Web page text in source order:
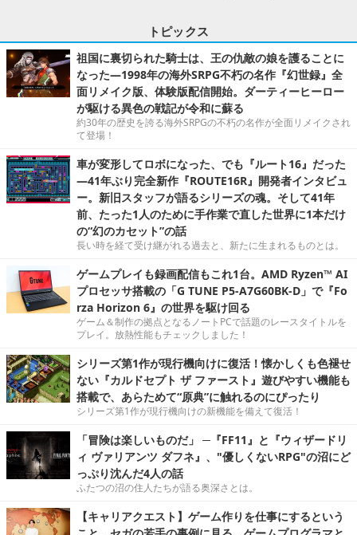
トピックス
祖国に裏切られた騎士は、王の仇敵の娘を護ることに
なった―1998年の海外SRPG不朽の名作『幻世録』全
面リメイク版、体験版配信開始。ダーティーヒーロー
が駆ける異色の戦記が令和に蘇る
約30年の歴史を誇る海外SRPGの不朽の名作が全面リメイクされ
て登場！
車が変形してロボになった、でも『ルート16』だった
―41年ぶり完全新作『ROUTE16R』開発者インタビュ
ー。新旧スタッフが語るシリーズの魂。そして41年
前、たった1人のために手作業で直した世界に1本だけ
の“幻のカセット”の話
長い時を経て受け継がれる過去と、新たに生まれるものとは。
ゲームプレイも録画配信もこれ1台。AMD Ryzen™ AI
プロセッサ搭載の「G TUNE P5-A7G60BK-D」で『Fo
rza Horizon 6』の世界を駆け回る
ゲーム＆制作の拠点となるノートPCで話題のレースタイトルを
プレイ。放熱性能もチェックしました！
シリーズ第1作が現行機向けに復活！懐かしくも色褪せ
ない『カルドセプト ザ ファースト』遊びやすい機能も
搭載で、あらためて“原典”に触れるのにぴったり
シリーズ第1作が現行機向けの新機能を備えて復活！
「冒険は楽しいものだ」 ─『FF11』と『ウィザードリ
ィ ヴァリアンツ ダフネ』、"優しくないRPG"の沼にど
っぷり沈んだ4人の話
ふたつの沼の住人たちが語る奥深さとは。
【キャリアクエスト】ゲーム作りを仕事にするという